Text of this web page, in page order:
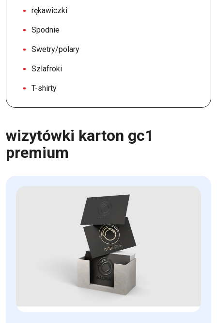
rękawiczki
Spodnie
Swetry/polary
Szlafroki
T-shirty
wizytówki karton gc1
premium